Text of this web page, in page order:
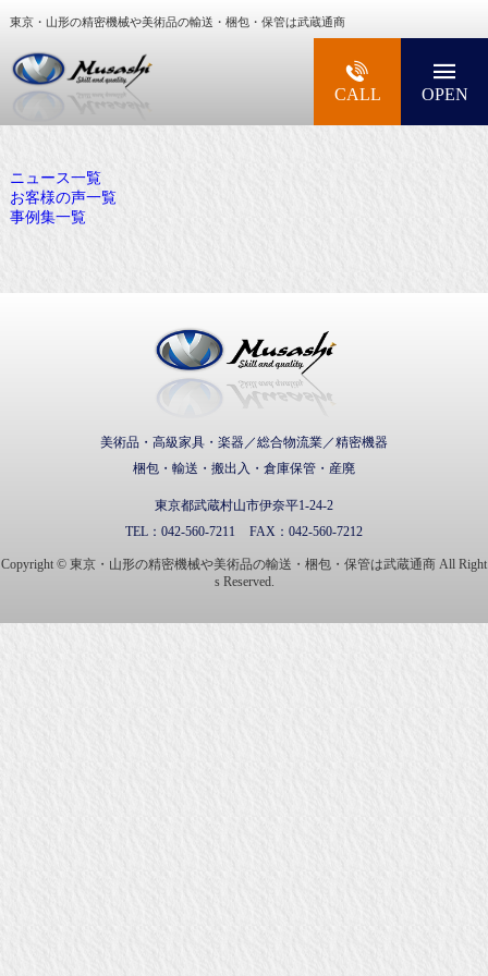
東京・山形の精密機械や美術品の輸送・梱包・保管は武蔵通商
大型精密機械・美術品・高級楽器の梱包・輸送
CALL OPEN
ニュース一覧
お客様の声一覧
事例集一覧
美術品・高級家具・楽器／総合物流業／精密機器
梱包・輸送・搬出入・倉庫保管・産廃
東京都武蔵村山市伊奈平1-24-2
TEL： 042-560-7211 FAX： 042-560-7212
Copyright © 東京・山形の精密機械や美術品の輸送・梱包・保管は武蔵通商 All Right
s Reserved.